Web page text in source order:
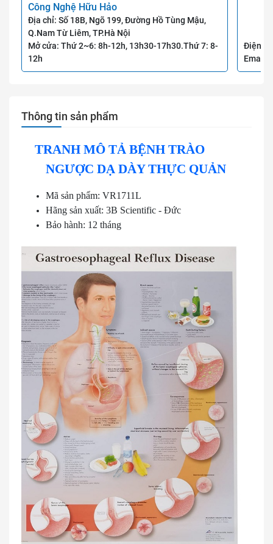
Công Nghệ Hữu Hảo
Địa chỉ: Số 18B, Ngõ 199, Đường Hồ Tùng Mậu,
Q.Nam Từ Liêm, TP.Hà Nội
Mở cửa: Thứ 2~6: 8h-12h, 13h30-17h30.Thứ 7: 8-
12h
Điện
Email:
Thông tin sản phẩm
TRANH MÔ TẢ BỆNH TRÀO
NGƯỢC DẠ DÀY THỰC QUẢN
Mã sản phẩm: VR1711L
Hãng sản xuất: 3B Scientific - Đức
Bảo hành: 12 tháng